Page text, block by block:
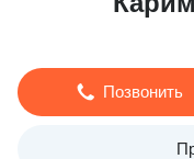
Позвонить